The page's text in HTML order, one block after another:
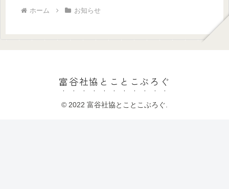
ホーム お知らせ
富谷社協とことこぶろぐ
© 2022 富谷社協とことこぶろぐ.